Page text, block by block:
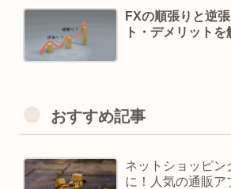
FXの順張りと逆
ト・デメリットを
おすすめ記事
ネットショッピン
に！人気の通販ア